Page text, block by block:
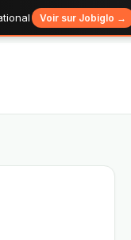
Voir sur Jobiglo →